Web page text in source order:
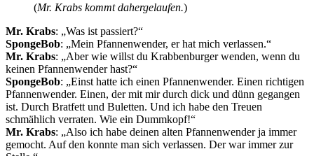
(Mr. Krabs kommt dahergelaufen.)
Mr. Krabs: „Was ist passiert?“
SpongeBob: „Mein Pfannenwender, er hat mich verlassen.“
Mr. Krabs: „Aber wie willst du Krabbenburger wenden, wenn du
keinen Pfannenwender hast?“
SpongeBob: „Einst hatte ich einen Pfannenwender. Einen richtigen
Pfannenwender. Einen, der mit mir durch dick und dünn gegangen
ist. Durch Bratfett und Buletten. Und ich habe den Treuen
schmählich verraten. Wie ein Dummkopf!“
Mr. Krabs: „Also ich habe deinen alten Pfannenwender ja immer
gemocht. Auf den konnte man sich verlassen. Der war immer zur